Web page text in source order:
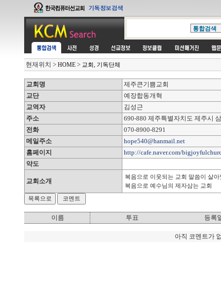
현재위치 > HOME > 교회, 기독단체
교회명
제주큰기쁨교회
교단
예장합동개혁
교역자
김성근
주소
690-880 제주특별자치도 제주시
전화
070-8900-8291
메일주소
hope540@hanmail.net
홈페이지
http://cafe.naver.com/
약도
교회소개
복음으로 이웃되는 교회 말씀이 살
복음으로 예수님의 제자삼는 교회
이름 투표 등록
아직 코멘트가